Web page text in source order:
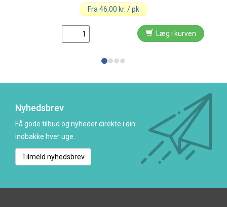
Fra 46,00 kr. / pk
Læg i kurven
Nyhedsbrev
Få gode tilbud og nyheder direkte i din
indbakke hver uge.
Tilmeld nyhedsbrev